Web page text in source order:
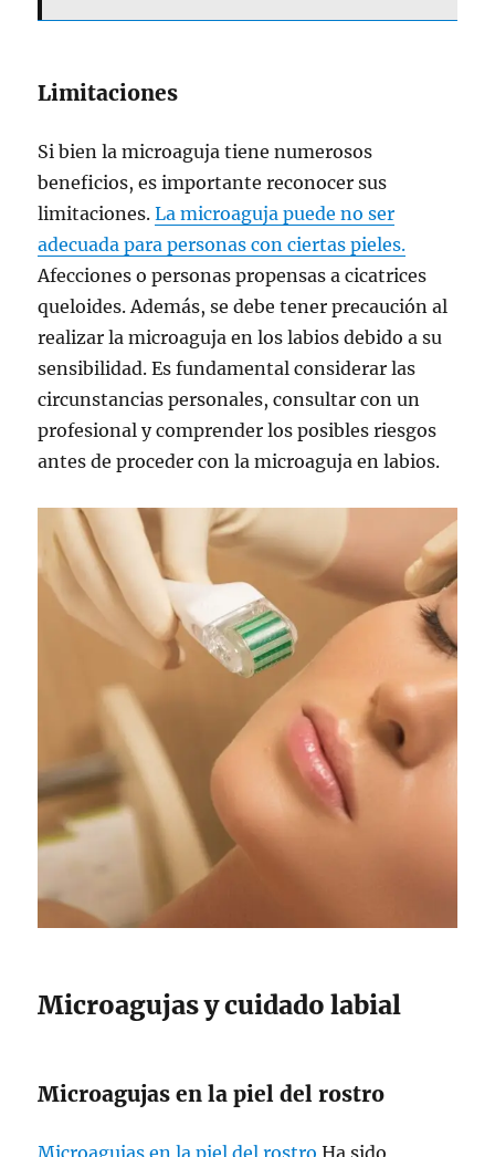
Limitaciones
Si bien la microaguja tiene numerosos
beneficios, es importante reconocer sus
limitaciones.La microaguja puede no ser
adecuada para personas con ciertas pieles.
Afecciones o personas propensas a cicatrices
queloides. Además, se debe tener precaución al
realizar la microaguja en los labios debido a su
sensibilidad. Es fundamental considerar las
circunstancias personales, consultar con un
profesional y comprender los posibles riesgos
antes de proceder con la microaguja en labios.
Microagujas y cuidado labial
Microagujas en la piel del rostro
Microagujas en la piel del rostro Ha sido